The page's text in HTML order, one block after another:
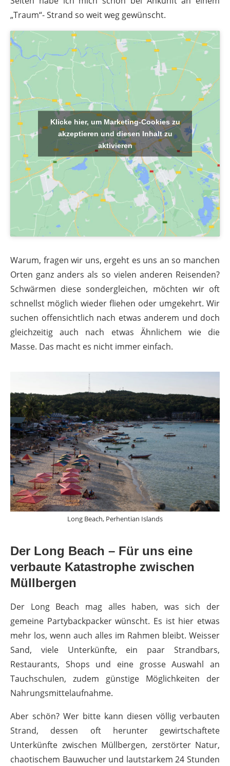
„Traum“- Strand so weit weg gewünscht.
Klicke hier, um Marketing-Cookies zu
akzeptieren und diesen Inhalt zu
aktivieren
Warum, fragen wir uns, ergeht es uns an so manchen
Orten ganz anders als so vielen anderen Reisenden?
Schwärmen diese sondergleichen, möchten wir oft
schnellst möglich wieder fliehen oder umgekehrt. Wir
suchen offensichtlich nach etwas anderem und doch
gleichzeitig auch nach etwas Ähnlichem wie die
Masse. Das macht es nicht immer einfach.
Long Beach, Perhentian Islands
Der Long Beach – Für uns eine
verbaute Katastrophe zwischen
Müllbergen
Der Long Beach mag alles haben, was sich der
gemeine Partybackpacker wünscht. Es ist hier etwas
mehr los, wenn auch alles im Rahmen bleibt. Weisser
Sand, viele Unterkünfte, ein paar Strandbars,
Restaurants, Shops und eine grosse Auswahl an
Tauchschulen, zudem günstige Möglichkeiten der
Nahrungsmittelaufnahme.
Aber schön? Wer bitte kann diesen völlig verbauten
Strand, dessen oft herunter gewirtschaftete
Unterkünfte zwischen Müllbergen, zerstörter Natur,
chaotischem Bauwucher und lautstarkem 24 Stunden